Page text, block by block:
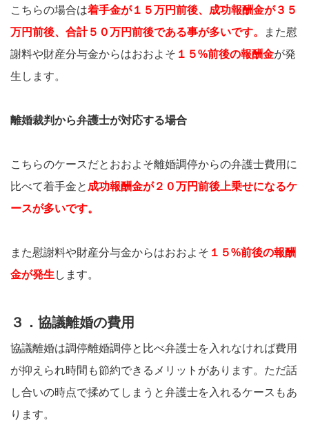
こちらの場合は着手金が１５万円前後、成功報酬金が３５
万円前後、合計５０万円前後である事が多いです。
また慰
謝料や財産分与金からはおおよそ １５%前後の報酬金が発
生します。
離婚裁判から弁護士が対応する場合
こちらのケースだとおおよそ離婚調停からの弁護士費用に
比べて着手金と 成功報酬金が２０万円前後上乗せになるケ
ースが多いです。
また慰謝料や財産分与金からはおおよそ １５%前後の報酬
金が発生 します。
３．協議離婚の費用
協議離婚は調停離婚調停と比べ弁護士を入れなければ費用
が抑えられ時間も節約できるメリットがあります。ただ話
し合いの時点で揉めてしまうと弁護士を入れるケースもあ
ります。